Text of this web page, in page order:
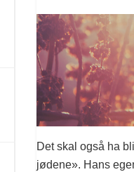
Det skal også ha
jødene». Hans